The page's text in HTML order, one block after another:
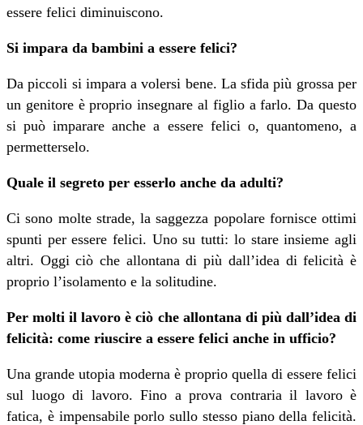
essere felici diminuiscono.
Si impara da bambini a essere felici?
Da piccoli si impara a volersi bene. La sfida più grossa per
un genitore è proprio insegnare al figlio a farlo. Da questo
si può imparare anche a essere felici o, quantomeno, a
permetterselo.
Quale il segreto per esserlo anche da adulti?
Ci sono molte strade, la saggezza popolare fornisce ottimi
spunti per essere felici. Uno su tutti: lo stare insieme agli
altri. Oggi ciò che allontana di più dall’idea di felicità è
proprio l’isolamento e la solitudine.
Per molti il lavoro è ciò che allontana di più dall’idea di
felicità: come riuscire a essere felici anche in ufficio?
Una grande utopia moderna è proprio quella di essere felici
sul luogo di lavoro. Fino a prova contraria il lavoro è
fatica, è impensabile porlo sullo stesso piano della felicità.